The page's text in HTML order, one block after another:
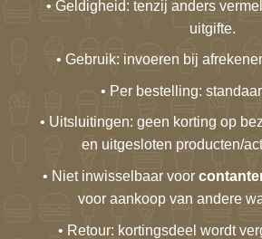
• Geldigheid: tenzij anders
uitgifte.
• Gebruik: invoeren bij
• Per bestelling:
• Uitsluitingen: geen korting op
en uitgesloten producten/
• Niet inwisselbaar voor
voor aankoop van andere
• Retour: kortingsdeel wordt